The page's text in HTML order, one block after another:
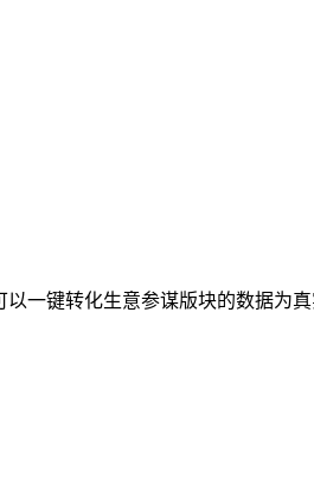
一键转化生意参谋版块的数据为